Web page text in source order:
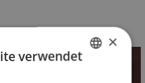
×
verwendet